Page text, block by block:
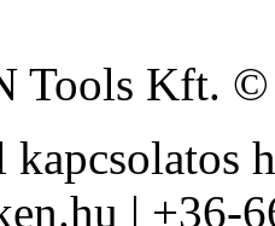
Tools Kft. ©
| +36-